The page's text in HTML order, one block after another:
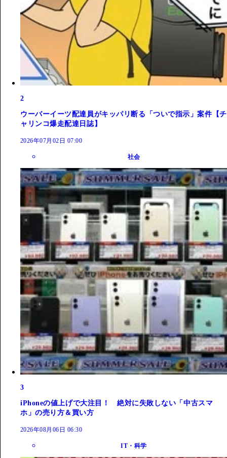
2
ウーバーイーツ配達員がキッパリ断る「ついで指示」案件【チ
ャリンコ爆走配達日誌】
2026年07月02日 07:00
社会
3
iPhoneの値上げで大注目！ 絶対に失敗しない「中古スマ
ホ」の売り方＆買い方
2026年08月06日 06:30
IT・科学